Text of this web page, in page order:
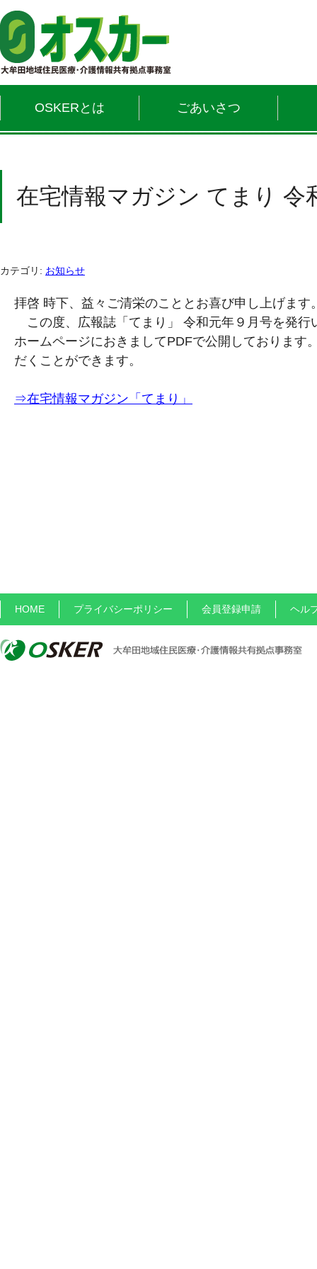
OSKERとは ごあいさつ
在宅情報マガジン てまり 令
カテゴリ: お知らせ
拝啓 時下、益々ご清栄のこととお喜び申し上げます
この度、広報誌「てまり」 令和元年９月号を発行
ホームページにおきましてPDFで公開しております
だくことができます。
⇒在宅情報マガジン「てまり」
HOME プライバシーポリシー 会員登録申請 ヘル